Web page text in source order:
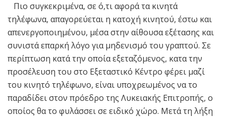
Πιο συγκεκριμένα, σε ό,τι αφορά τα κινητά
τηλέφωνα, απαγορεύεται η κατοχή κινητού, έστω και
απενεργοποιημένου, μέσα στην αίθουσα εξέτασης και
συνιστά επαρκή λόγο για μηδενισμό του γραπτού. Σε
περίπτωση κατά την οποία εξεταζόμενος, κατα την
προσέλευση του στο Εξεταστικό Κέντρο φέρει μαζί
του κινητό τηλέφωνο, είναι υποχρεωμένος να το
παραδίδει στον πρόεδρο της Λυκειακής Επιτροπής, ο
οποίος θα το φυλάσσει σε ειδικό χώρο. Μετά τη λήξη